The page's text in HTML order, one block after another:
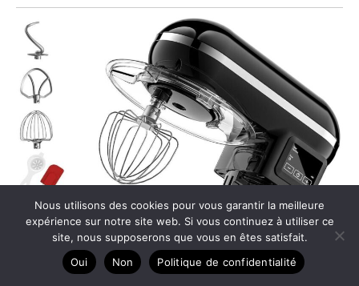
Nous utilisons des cookies pour vous garantir la meilleure
expérience sur notre site web. Si vous continuez à utiliser ce
site, nous supposerons que vous en êtes satisfait.
Oui
Non Politique de confidentialité